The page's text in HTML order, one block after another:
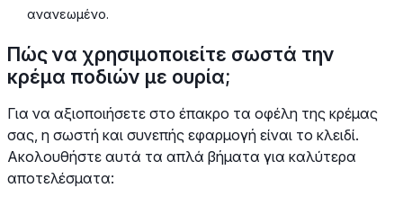
ανανεωμένο.
Πώς να χρησιμοποιείτε σωστά την
κρέμα ποδιών με ουρία;
Για να αξιοποιήσετε στο έπακρο τα οφέλη της κρέμας
σας, η σωστή και συνεπής εφαρμογή είναι το κλειδί.
Ακολουθήστε αυτά τα απλά βήματα για καλύτερα
αποτελέσματα: